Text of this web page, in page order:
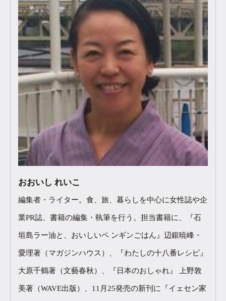
おおいし れいこ
編集者・ライター。食、旅、暮らしを中心に女性誌や企
業PR誌、書籍の編集・執筆を行う。担当書籍に、『石
垣島ラー油と、おいしいペ ンギンごはん』辺銀暁峰・
愛理著（マガジンハウス）、『わたしの十八番レシピ』
大原千鶴著（文藝春秋）、『日本のおしゃれ』 上野敦
美著（WAVE出版）、11月25発売の新刊に『イェセン家